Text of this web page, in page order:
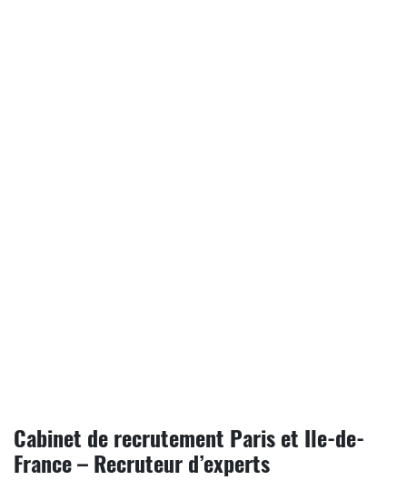
Cabinet de recrutement Paris et Ile-de-
France – Recruteur d’experts